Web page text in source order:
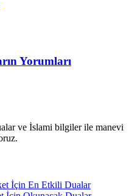
Yorumları
ve İslami bilgiler ile manevi
İçin En Etkili Dualar